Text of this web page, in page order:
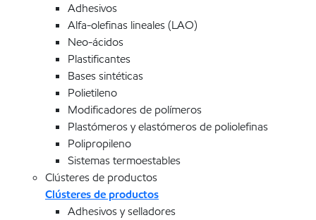
Adhesivos
Alfa-olefinas lineales (LAO)
Neo-ácidos
Plastificantes
Bases sintéticas
Polietileno
Modificadores de polímeros
Plastómeros y elastómeros de poliolefinas
Polipropileno
Sistemas termoestables
Clústeres de productos
Clústeres de productos
Adhesivos y selladores